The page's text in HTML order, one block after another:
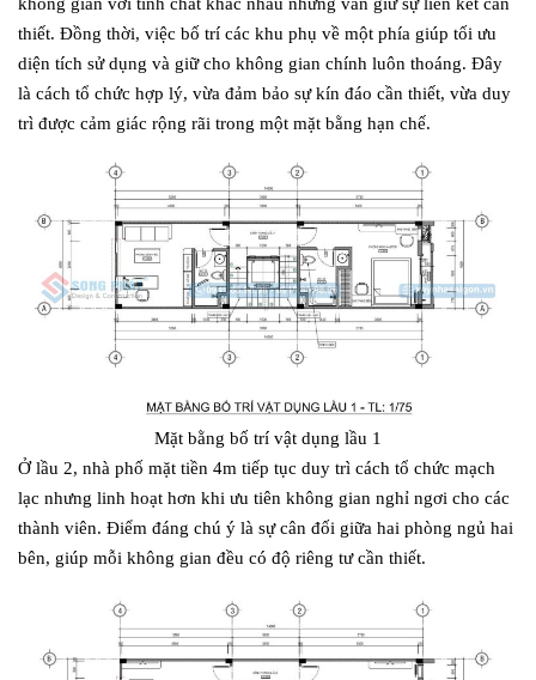
thiết. Đồng thời, việc bố trí các khu phụ về một phía giúp tối ưu
diện tích sử dụng và giữ cho không gian chính luôn thoáng. Đây
là cách tổ chức hợp lý, vừa đảm bảo sự kín đáo cần thiết, vừa duy
trì được cảm giác rộng rãi trong một mặt bằng hạn chế.
Mặt bằng bố trí vật dụng lầu 1
Ở lầu 2, nhà phố mặt tiền 4m tiếp tục duy trì cách tổ chức mạch
lạc nhưng linh hoạt hơn khi ưu tiên không gian nghỉ ngơi cho các
thành viên. Điểm đáng chú ý là sự cân đối giữa hai phòng ngủ hai
bên, giúp mỗi không gian đều có độ riêng tư cần thiết.